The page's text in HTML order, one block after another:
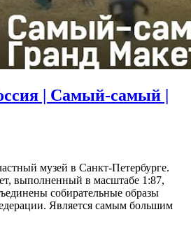
| Самый-самый |
музей в Санкт-Петербурге.
выполненный в масштабе 1:87,
собирательные образы
Является самым большим